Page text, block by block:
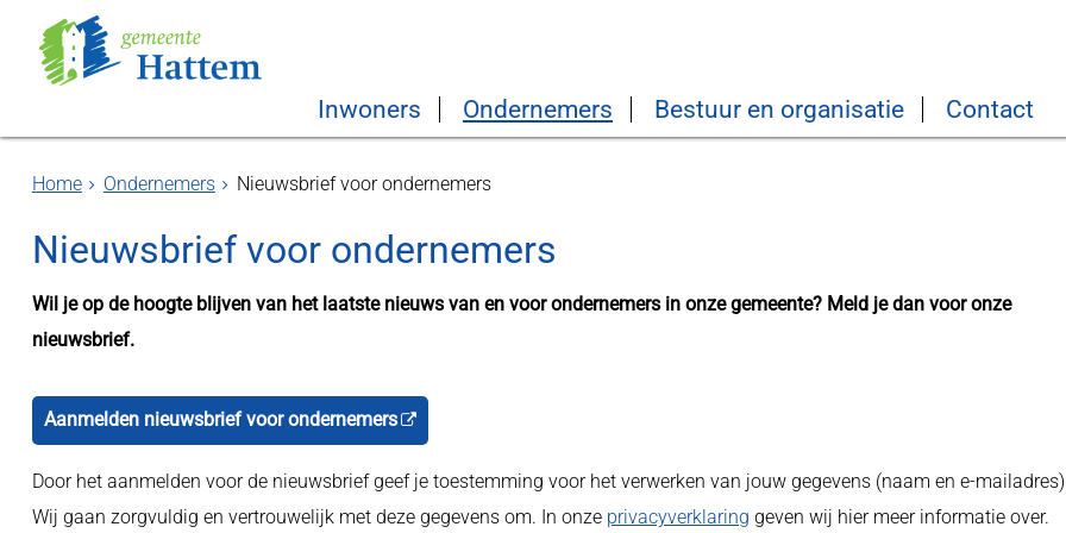
Inwoners Ondernemers Bestuur en organisatie Contact
Home Ondernemers Nieuwsbrief voor ondernemers
Nieuwsbrief voor ondernemers
Wil je op de hoogte blijven van het laatste nieuws van en voor ondernemers in onze gemeente? Meld je dan voor onze
nieuwsbrief.
Aanmelden nieuwsbrief voor ondernemers
Door het aanmelden voor de nieuwsbrief geef je toestemming voor het verwerken van jouw gegevens (naam en e-
Wij gaan zorgvuldig en vertrouwelijk met deze gegevens om. In onze privacyverklaring geven wij hier meer informatie over.